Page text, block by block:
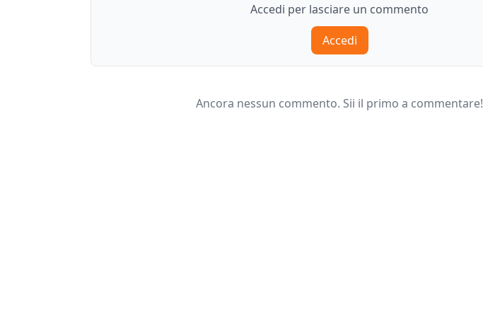
Accedi per lasciare un commento
Accedi
Ancora nessun commento. Sii il primo a commentare!